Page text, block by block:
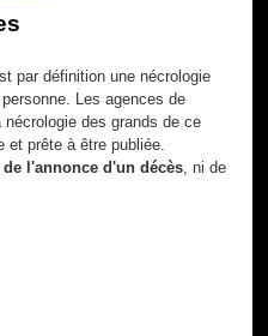
par définition une nécrologie
Les agences de
des grands de ce
et prête à être publiée.
l'annonce d'un décès , ni de